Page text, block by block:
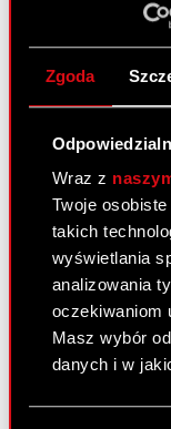
Zgoda
Wraz z
Twoje
takich
wyświetlania
analizowania
oczekiwaniom
Masz wybór
danych i w
PDF
PDF
Raport
10 listopada
PDF